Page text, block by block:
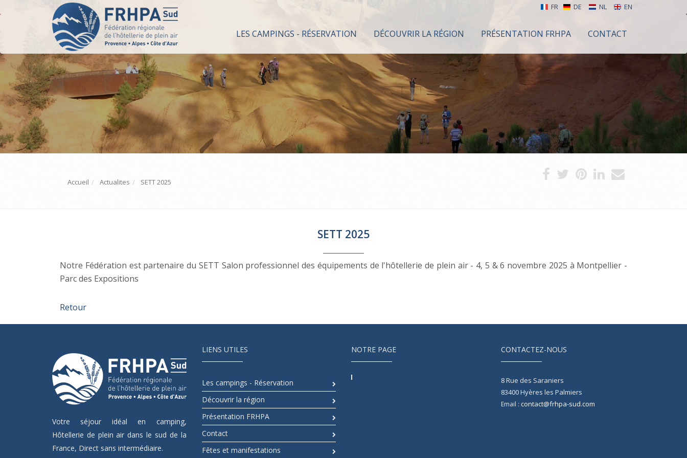
FR DE NL EN
LES CAMPINGS - RÉSERVATION DÉCOUVRIR LA RÉGION PRÉSENTATION FRHPA CONTACT
Accueil Actualites SETT 2025
SETT 2025
Notre Fédération est partenaire du SETT Salon professionnel des équipements de l'hôtellerie de plein air - 4, 5 & 6 novembre 2025 à Montpellier -
Parc des Expositions
Retour
Votre séjour idéal en camping,
Hôtellerie de plein air dans le sud de la
France, Direct sans intermédiaire.
LIENS UTILES
Les campings - Réservation
Découvrir la région
Présentation FRHPA
Contact
Fêtes et manifestations
NOTRE PAGE CONTACTEZ-NOUS
8 Rue des Saraniers
83400Hyères les Palmiers
Email : contact@frhpa-sud.com